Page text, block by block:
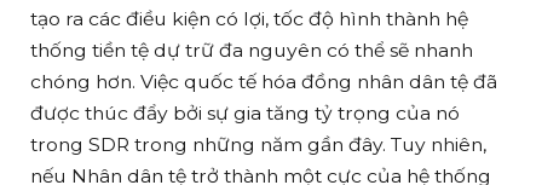
tạo ra các điều kiện có lợi, tốc độ hình thành hệ
thống tiền tệ dự trữ đa nguyên có thể sẽ nhanh
chóng hơn. Việc quốc tế hóa đồng nhân dân tệ đã
được thúc đẩy bởi sự gia tăng tỷ trọng của nó
trong SDR trong những năm gần đây. Tuy nhiên,
nếu Nhân dân tệ trở thành một cực của hệ thống